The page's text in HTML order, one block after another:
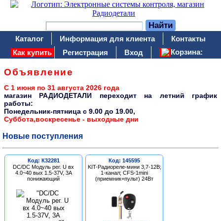
Каталог Информация для клиента
Контакты
Как купить
Регистрация Вход Корзина:
Объявление
С 1 июня по 31 августа 2026 года
магазин РАДИОДЕТАЛИ переходит на летний график
работы:
Понедельник-пятница c 9.00 до 19.00,
Суббота,воскресенье - выходные дни
Новые поступления
Код: К32281
DC/DC Модуль рег. U вх
4.0~40 вых 1.5-37V, 3A
понижающий
Код: 145595
KIT-Радиореле-мини 3,7-12В;
1-канал; CFS-1mini
(приемник+пульт) 24Вт